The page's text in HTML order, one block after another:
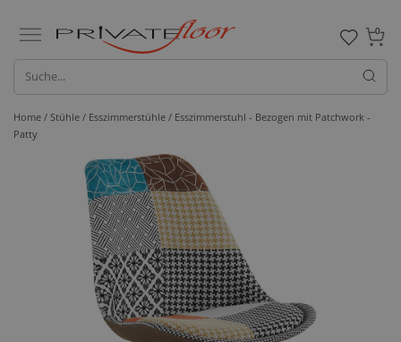
0
Home / Stühle / Esszimmerstühle / Esszimmerstuhl - Bezogen mit Patchwork -
Patty